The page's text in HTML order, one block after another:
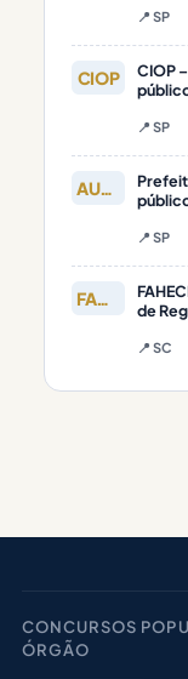
📍 SP
CIOP
CIOP
📍 SP
AURIFLAMA
📍 SP
FAHECE
de
📍 SC
CONCURSOS
ÓRGÃO